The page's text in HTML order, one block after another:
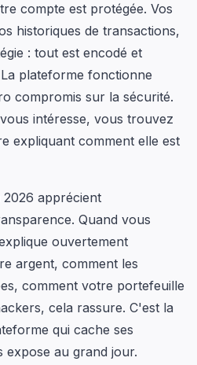
compte est protégée. Vos
historiques de transactions,
: tout est encodé et
plateforme fonctionne
compromis sur la sécurité.
intéresse, vous trouvez
expliquant comment elle est
2026 apprécient
Quand vous
ouvertement
argent, comment les
comment votre portefeuille
cela rassure. C'est la
qui cache ses
expose au grand jour.